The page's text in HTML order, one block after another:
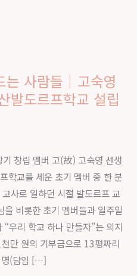
는 사람들｜고숙영
발도르프학교 설립
창립 멤버 고(故) 고숙영 선생
학교를 세운 초기 멤버 중 한 분
사로 일하던 시절 발도르프 교
비롯한 초기 멤버들과 일주일
우리 학교 하나 만들자”는 의지
만 원의 기부금으로 13평짜리
명(담임 […]